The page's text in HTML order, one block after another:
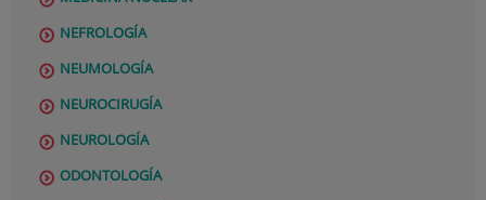
NEFROLOGÍA
NEUMOLOGÍA
NEUROCIRUGÍA
NEUROLOGÍA
ODONTOLOGÍA